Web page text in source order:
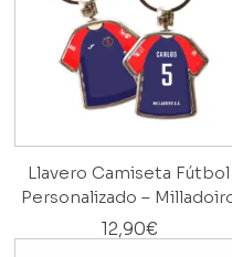
Llavero Camiseta Fútbol
Personalizado –
12,90€